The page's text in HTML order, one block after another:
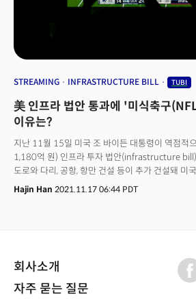
스포츠 중계권을 사오는 대신 오래된 프로그램과
있습니다. 오리지널 콘텐츠는 저예산으로 제작합
3. 하지만 핵심 수익모델인 광고 사업이 아직 수익
가격 인상 기조가 회사에 이점으로 작용할 것이라
투비 CEO는 “회사가 더 큰 규모에 도달하기 위해
지난 해 매출액은 9억달러로 2022년 7억7500만
추정했습니다. 팀 놀런 맥쿼리 애널리스트는 뉴욕
평소에 보지도 않을 오래된 작품을 무작위로 찾는
항샹 TV를 켜두었는데 이제는 투비를 틀어놓는다"
STREAMING INFRASTRUCTURE BILL TUBI
美 인프라 법안 통과에 '미식축구
이유는?
지난 11월 15일 미국 조 바이든 대통령이 역점적
1,180억 원) 인프라 투자 법안(infrastructure bill)
도로와 다리, 공항, 항만 건설 등이 추가 건설돼 미
고도화될 것으로 보인다. 인프라 투자 법안 통과로
주목받고 있다. 바로 미디어 분야다. 미 행정부에
(dial-Up)을 통해 인터넷에 접속하고 있다. 도시
가정도 광대역 통신망 이용과 관련한 정부 보조금
팬데믹 이후 집에 고립됐던 미국인들의 기본권 행
Hajin Han 2021.11.17 06:44 PDT
회사소개
자주 묻는 질문